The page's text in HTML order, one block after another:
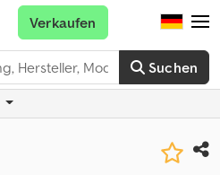
Suchen
Verkaufen